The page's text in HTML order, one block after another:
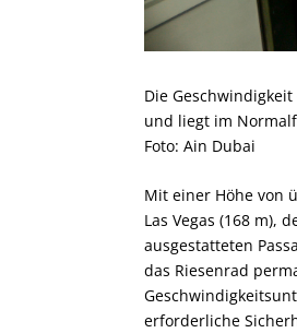
Die
und liegt im
Foto: Ain Dubai
Mit einer Höhe von
Las Vegas (168 m),
ausgestatteten
das Riesenrad
erforderliche